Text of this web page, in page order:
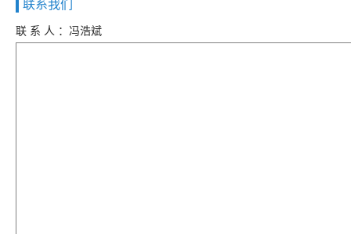
联系我们
联 系 人 ：冯浩斌